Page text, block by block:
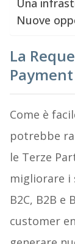
Una
Nuove
La
Come è
potrebbe
le Terze
migliorare
B2C, B2B e
customer